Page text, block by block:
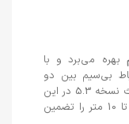
بهره می‌برد و با
بی‌سیم بین دو
گوشی و منبع صدا را فراهم می‌کند. بلوتوث نسخه 5.3 در این
هدفون استفاده شده است که برد اتصال تا 10 متر را تضمین